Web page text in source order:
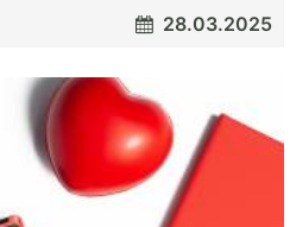
28.03.2025